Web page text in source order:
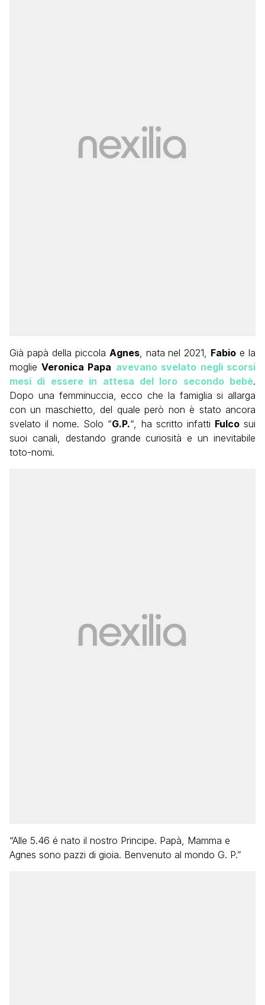
Già papà della piccola Agnes, nata nel 2021, Fabio e la
moglie Veronica Papa avevano svelato negli scorsi
mesi di essere in attesa del loro secondo bebè.
Dopo una femminuccia, ecco che la famiglia si allarga
con un maschietto, del quale però non è stato ancora
svelato il nome. Solo “G.P.“, ha scritto infatti Fulcosui
suoi canali, destando grande curiosità e un inevitabile
toto-nomi.
“Alle 5.46 é nato il nostro Principe. Papà, Mamma e
Agnes sono pazzi di gioia. Benvenuto al mondo G. P.”